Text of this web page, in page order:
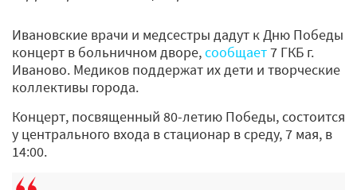
Ивановские врачи и медсестры дадут к Дню Победы
концерт в больничном дворе,сообщает7 ГКБ г.
Иваново. Медиков поддержат их дети и творческие
коллективы города.
Концерт, посвященный 80-летию Победы, состоится
у центрального входа в стационар в среду, 7 мая, в
14:00.